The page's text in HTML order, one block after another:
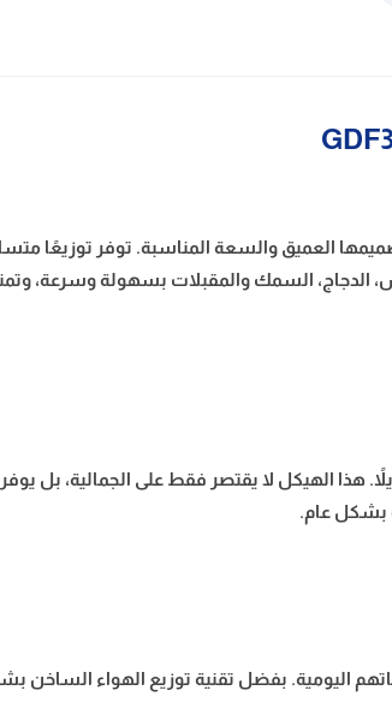
العميق والسعة المناسبة. توفر توزيعًا
الدجاج، السمك والمقبلات بسهولة وسرعة،
الهيكل لا يقتصر فقط على الجمالية، بل يوفر
بشكل عام.
اليومية. بفضل تقنية توزيع الهواء الساخن